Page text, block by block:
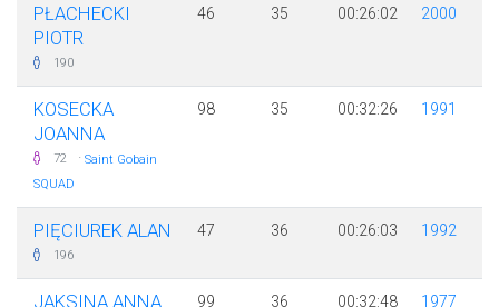
PŁACHECKI
PIOTR
190
46 35 00:26:02 2000
KOSECKA
JOANNA
72 · Saint Gobain
SQUAD
98 35 00:32:26 1991
PIĘCIUREK ALAN
196
47 36 00:26:03 1992
JAKSINA ANNA 99 36 00:32:48 1977